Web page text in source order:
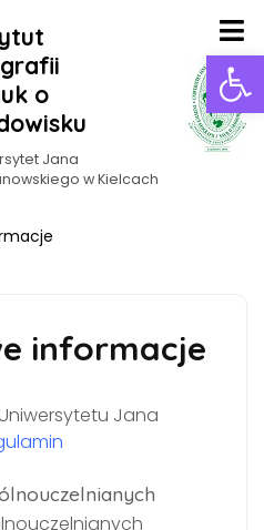
o
Jana
w Kielcach
informacje
Jana